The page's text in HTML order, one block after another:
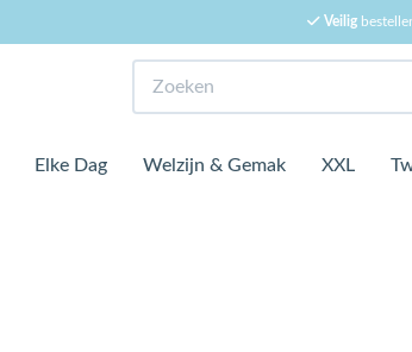
Veilig
Elke Dag Welzijn & Gemak XXL